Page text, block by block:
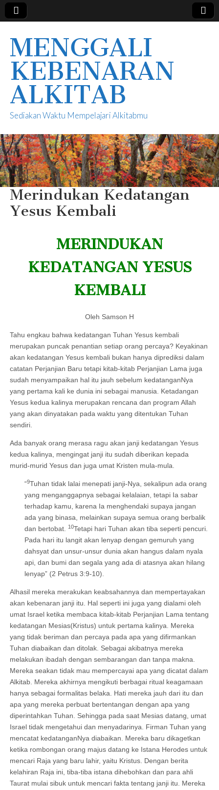
MENGGALI
KEBENARAN
ALKITAB
Sediakan Waktu Mempelajari Alkitabmu
Merindukan Kedatangan
Yesus Kembali
MERINDUKAN
KEDATANGAN YESUS
KEMBALI
Oleh Samson H
Tahu engkau bahwa kedatangan Tuhan Yesus kembali
merupakan puncak penantian setiap orang percaya? Keyakinan
akan kedatangan Yesus kembali bukan hanya diprediksi dalam
catatan Perjanjian Baru tetapi kitab-kitab Perjanjian Lama juga
sudah menyampaikan hal itu jauh sebelum kedatanganNya
yang pertama kali ke dunia ini sebagai manusia. Ketadangan
Yesus kedua kalinya merupakan rencana dan program Allah
yang akan dinyatakan pada waktu yang ditentukan Tuhan
sendiri.
Ada banyak orang merasa ragu akan janji kedatangan Yesus
kedua kalinya, mengingat janji itu sudah diberikan kepada
murid-murid Yesus dan juga umat Kristen mula-mula.
“9Tuhan tidak lalai menepati janji-Nya, sekalipun ada orang
yang menganggapnya sebagai kelalaian, tetapi Ia sabar
terhadap kamu, karena Ia menghendaki supaya jangan
ada yang binasa, melainkan supaya semua orang berbalik
dan bertobat.
10Tetapi hari Tuhan akan tiba seperti pencuri.
Pada hari itu langit akan lenyap dengan gemuruh yang
dahsyat dan unsur-unsur dunia akan hangus dalam nyala
api, dan bumi dan segala yang ada di atasnya akan hilang
lenyap” (2 Petrus 3:9-10).
Alhasil mereka merakukan keabsahannya dan mempertayakan
akan kebenaran janji itu. Hal seperti ini juga yang dialami oleh
umat Israel ketika membaca kitab-kitab Perjanjian Lama tentang
kedatangan Mesias(Kristus) untuk pertama kalinya. Mereka
yang tidak beriman dan percaya pada apa yang difirmankan
Tuhan diabaikan dan ditolak. Sebagai akibatnya mereka
melakukan ibadah dengan sembarangan dan tanpa makna.
Mereka seakan tidak mau mempercayai apa yang dicatat dalam
Alkitab. Mereka akhirnya mengikuti berbagai ritual keagamaan
hanya sebagai formalitas belaka. Hati mereka jauh dari itu dan
apa yang mereka perbuat bertentangan dengan apa yang
diperintahkan Tuhan. Sehingga pada saat Mesias datang, umat
Israel tidak mengetahui dan menyadarinya. Firman Tuhan yang
mencatat kedatanganNya diabaikan. Mereka baru dikagetkan
ketika rombongan orang majus datang ke Istana Herodes untuk
mencari Raja yang baru lahir, yaitu Kristus. Dengan berita
kelahiran Raja ini, tiba-tiba istana dihebohkan dan para ahli
Taurat mulai sibuk untuk mencari fakta tentang janji itu. Mereka